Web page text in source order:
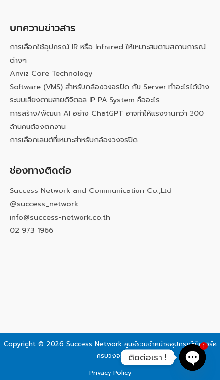
บทความข่าวสาร
การเลือกใช้อุปกรณ์ IR หรือ Infrared ให้เหมาะสมตามสถานการณ์
ต่างๆ
Anviz Core Technology
Software (VMS) สำหรับกล้องวงจรปิด กับ Server ทำอะไรได้บ้าง
ระบบเสียงตามสายดิจิตอล IP PA System คืออะไร
การสร้าง/พัฒนา AI อย่าง ChatGPT อาจทำให้แรงงานกว่า 300
ล้านคนต้องตกงาน
การเลือกเลนต์ที่เหมาะสำหรับกล้องวงจรปิด
ช่องทางติดต่อ
Success Network and Communication Co.,Ltd
@success_network
info@success-network.co.th
02 973 1966
Copyright © 2026 Success Network ศูนย์รวมจำหน่ายอุปกรณ์เน็ตเวิร์ค
ครบวงจร
Privacy Policy
ติดต่อเรา !
1